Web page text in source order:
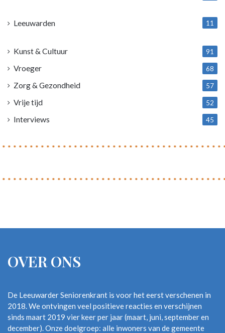
Leeuwarden
11
Kunst & Cultuur 91
Vroeger 68
Zorg & Gezondheid 57
Vrije tijd 52
Interviews 45
OVER ONS
De Leeuwarder Seniorenkrant is voor het eerst verschenen in
2018. We ontvingen veel positieve reacties en verschijnen
sinds maart 2019 vier keer per jaar (maart, juni, september en
december). Onze doelgroep: alle inwoners van de gemeente